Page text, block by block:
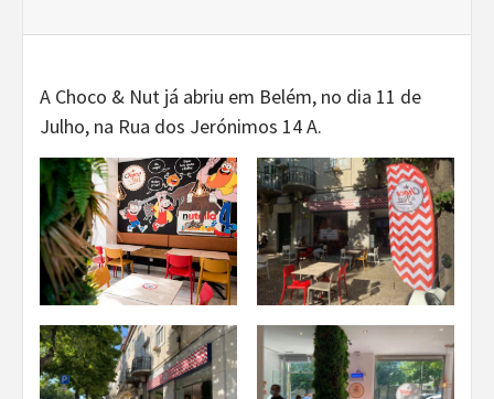
A Choco & Nut já abriu em Belém, no dia 11 de
Julho, na Rua dos Jerónimos 14 A.